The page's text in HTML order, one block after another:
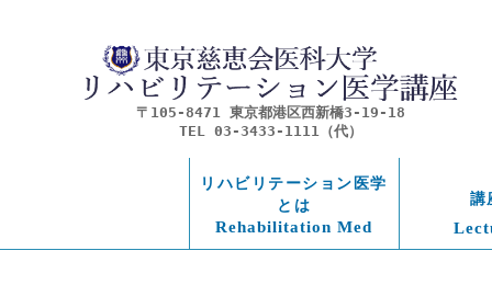
〒105-8471 東京都港区西新橋3-19-18
TEL 03-3433-1111（代）
リハビリテーション医学
とは
Rehabilitation Med
講